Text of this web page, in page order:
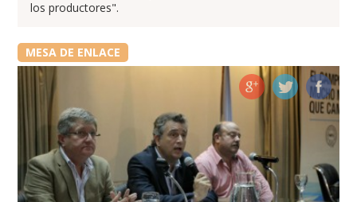
los productores".
MESA DE ENLACE